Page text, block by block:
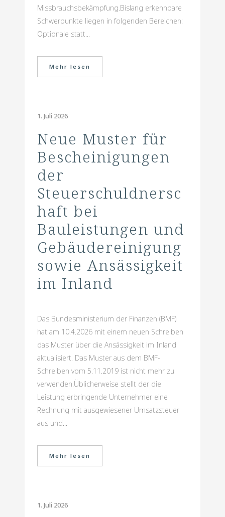
Missbrauchsbekämpfung.Bislang erkennbare
Schwerpunkte liegen in folgenden Bereichen:
Optionale statt...
Mehr lesen
1. Juli 2026
Neue Muster für
Bescheinigungen
der
Steuerschuldnersc
haft bei
Bauleistungen und
Gebäudereinigung
sowie Ansässigkeit
im Inland
Das Bundesministerium der Finanzen (BMF)
hat am 10.4.2026 mit einem neuen Schreiben
das Muster über die Ansässigkeit im Inland
aktualisiert. Das Muster aus dem BMF-
Schreiben vom 5.11.2019 ist nicht mehr zu
verwenden.Üblicherweise stellt der die
Leistung erbringende Unternehmer eine
Rechnung mit ausgewiesener Umsatzsteuer
aus und...
Mehr lesen
1. Juli 2026